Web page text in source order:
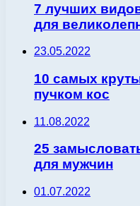
7 лучших
для
23.05.2022
10 самых
пучком кос
11.08.2022
25
для мужчин
01.07.2022